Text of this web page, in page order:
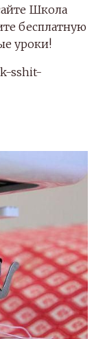
Школа
бесплатную
уроки!
sshit-